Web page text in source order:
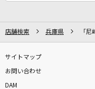
ACE COLLECTION
店舗検索 兵庫県 「
サイトマップ
お問い合わせ
DAM